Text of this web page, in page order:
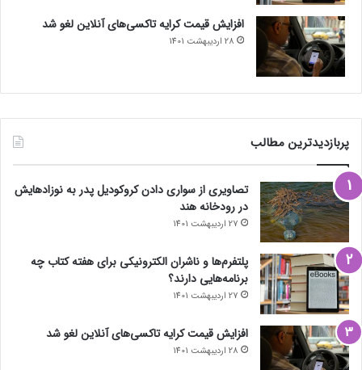
افزایش قیمت کرایه تاکسی‌های آنلاین لغو شد
28 اردیبهشت 1401
پربازدیدترین مطالب
تصاویری از سواری دادن کروکودیل پدر به نوزادهایش
در رودخانه هند
27 اردیبهشت 1401
پلتفرم‌ها و ناشران الکترونیکی برای هفته کتاب چه
برنامه‌هایی دارند؟
27 اردیبهشت 1401
افزایش قیمت کرایه تاکسی‌های آنلاین لغو شد
28 اردیبهشت 1401